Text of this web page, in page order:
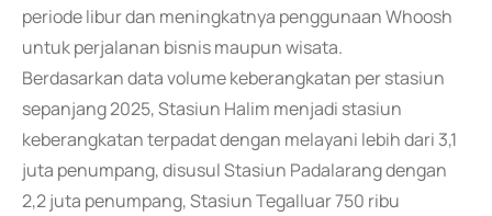
periode libur dan meningkatnya penggunaan Whoosh
untuk perjalanan bisnis maupun wisata.
Berdasarkan data volume keberangkatan per stasiun
sepanjang 2025, Stasiun Halim menjadi stasiun
keberangkatan terpadat dengan melayani lebih dari 3,1
juta penumpang, disusul Stasiun Padalarang dengan
2,2 juta penumpang, Stasiun Tegalluar 750 ribu